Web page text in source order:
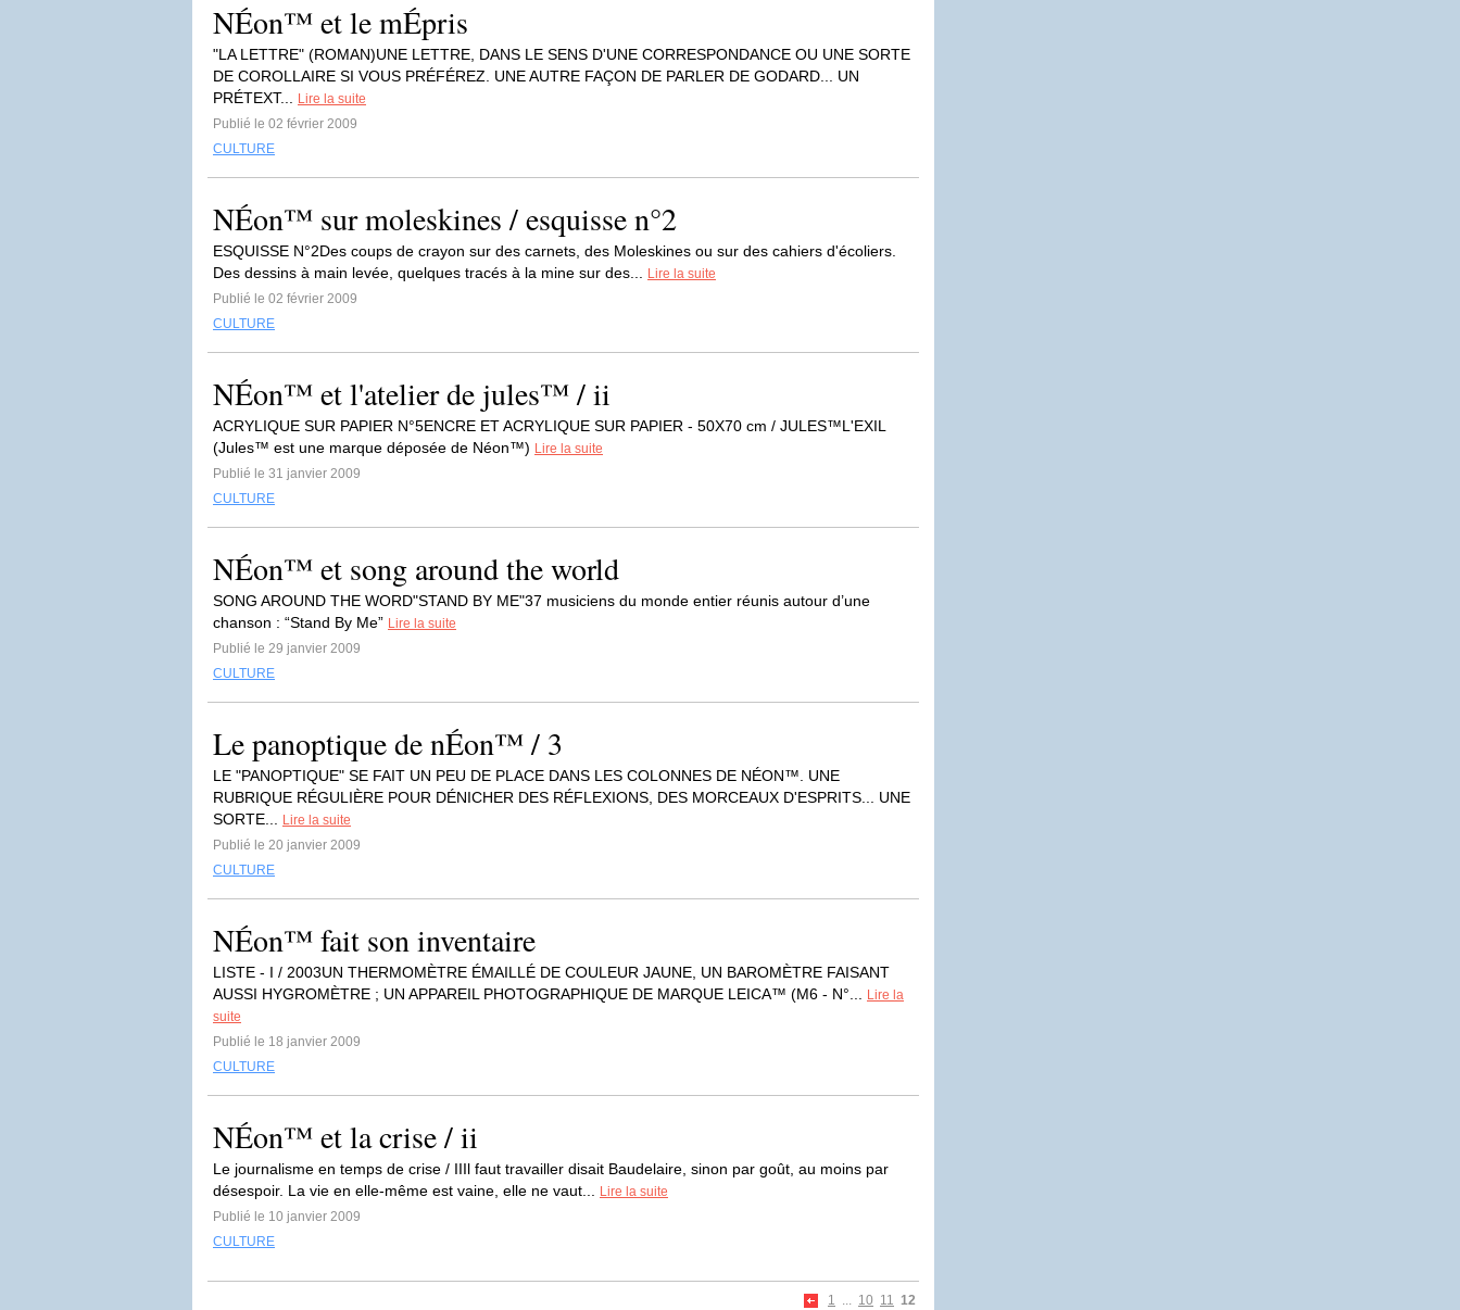
NÉon™ et le mÉpris
"LA LETTRE" (ROMAN)UNE LETTRE, DANS LE SENS D'UNE CORRESPONDANCE OU UNE SORTE
DE COROLLAIRE SI VOUS PRÉFÉREZ. UNE AUTRE FAÇON DE PARLER DE GODARD... UN
PRÉTEXT...
Lire la suite
Publié le 02 février 2009
CULTURE
NÉon™ sur moleskines / esquisse n°2
ESQUISSE N°2Des coups de crayon sur des carnets, des Moleskines ou sur des cahiers d'écoliers.
Des dessins à main levée, quelques tracés à la mine sur des...
Lire la suite
Publié le 02 février 2009
CULTURE
NÉon™ et l'atelier de jules™ / ii
ACRYLIQUE SUR PAPIER N°5ENCRE ET ACRYLIQUE SUR PAPIER - 50X70 cm / JULES™L'EXIL
(Jules™ est une marque déposée de Néon™) Lire la suite
Publié le 31 janvier 2009
CULTURE
NÉon™ et song around the world
SONG AROUND THE WORD"STAND BY ME"37 musiciens du monde entier réunis autour d’une
chanson : “Stand By Me” Lire la suite
Publié le 29 janvier 2009
CULTURE
Le panoptique de nÉon™ / 3
LE "PANOPTIQUE" SE FAIT UN PEU DE PLACE DANS LES COLONNES DE NÉON™. UNE
RUBRIQUE RÉGULIÈRE POUR DÉNICHER DES RÉFLEXIONS, DES MORCEAUX D'ESPRITS... UNE
SORTE...
Lire la suite
Publié le 20 janvier 2009
CULTURE
NÉon™ fait son inventaire
LISTE - I / 2003UN THERMOMÈTRE ÉMAILLÉ DE COULEUR JAUNE, UN BAROMÈTRE FAISANT
AUSSI HYGROMÈTRE ; UN APPAREIL PHOTOGRAPHIQUE DE MARQUE LEICA™ (M6 - N°...
Lire la
suite
Publié le 18 janvier 2009
CULTURE
NÉon™ et la crise / ii
Le journalisme en temps de crise / IIIl faut travailler disait Baudelaire, sinon par goût, au moins par
désespoir. La vie en elle-même est vaine, elle ne vaut...
Lire la suite
Publié le 10 janvier 2009
CULTURE
1 ... 10 11 12